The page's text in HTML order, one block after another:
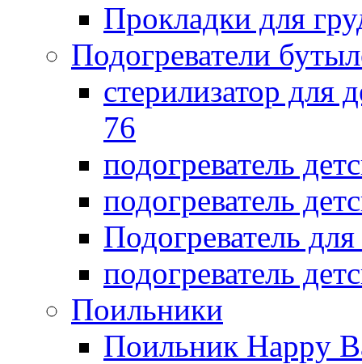
Прокладки для
Подогреватели
стерилизатор для
76
подогреватель
подогреватель
Подогреватель
подогреватель
Поильники
Поильник Happy